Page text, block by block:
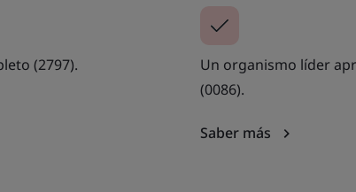
(2797).
Un organismo líder
(0086).
Saber más